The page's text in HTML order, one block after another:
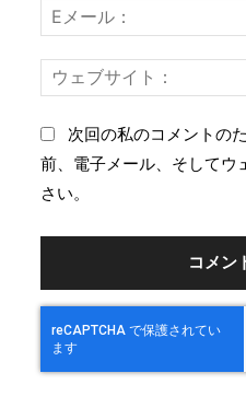
ト
：
次回の私のコメントの
前、電子メール、そしてウ
さい。